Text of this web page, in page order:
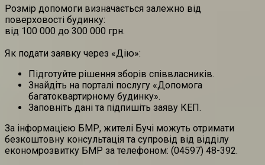
Розмір допомоги визначається залежно від
поверховості будинку:
від 100 000 до 300 000 грн.
Як подати заявку через «Дію»:
Підготуйте рішення зборів співвласників.
Знайдіть на порталі послугу «Допомога
багатоквартирному будинку».
Заповніть дані та підпишіть заяву КЕП.
За інформацією БМР, жителі Бучі можуть отримати
безкоштовну консультація та супровід від відділу
економрозвитку БМР за телефоном: (04597) 48-392.